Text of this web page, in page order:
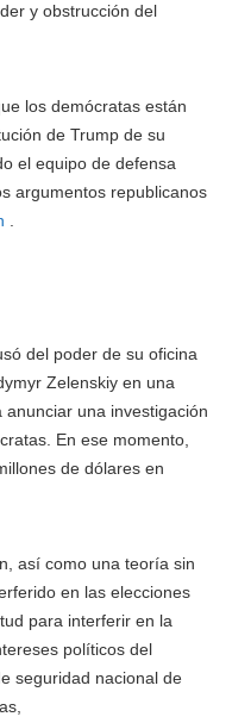
y obstrucción del
los demócratas están
de Trump de su
el equipo de defensa
argumentos republicanos
del poder de su oficina
Zelenskiy en una
una investigación
En ese momento,
de dólares en
así como una teoría sin
en las elecciones
para interferir en la
políticos del
seguridad nacional de